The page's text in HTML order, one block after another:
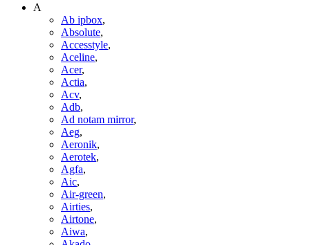
A
Ab ipbox,
Absolute,
Accesstyle,
Aceline,
Acer,
Actia,
Acv,
Adb,
Ad notam mirror,
Aeg,
Aeronik,
Aerotek,
Agfa,
Aic,
Air-green,
Airties,
Airtone,
Aiwa,